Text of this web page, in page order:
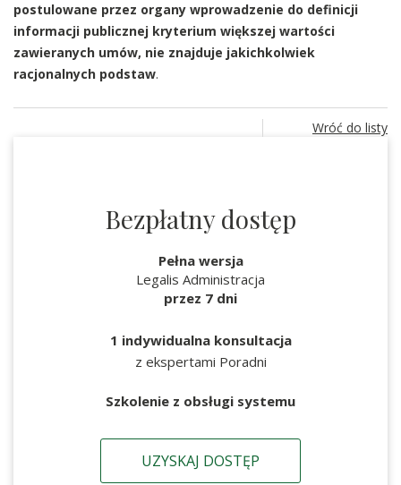
postulowane przez organy wprowadzenie do definicji
informacji publicznej kryterium większej wartości
zawieranych umów, nie znajduje jakichkolwiek
racjonalnych podstaw.
Wróć do listy
Bezpłatny dostęp
Pełna wersja
Legalis Administracja
przez 7 dni
1 indywidualna konsultacja
z ekspertami Poradni
Szkolenie z obsługi systemu
UZYSKAJ DOSTĘP